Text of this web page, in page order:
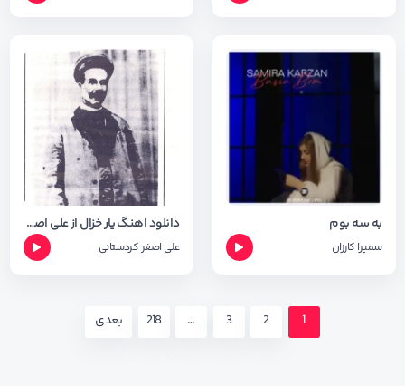
به سه بوم
سمیرا کارزان
دانلود اهنگ یار خزال از علی اصغر کردستانی
علی اصغر کردستانی
1
2
3
…
218 بعدی